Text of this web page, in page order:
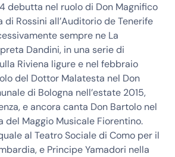
debutta nel ruolo di Don Magnifico
Rossini all’Auditorio de Tenerife
sempre ne La
Dandini, in una serie di
Riviena ligure e nel febbraio
del Dottor Malatesta nel Don
di Bologna nell’estate 2015,
e ancora canta Don Bartolo nel
del Maggio Musicale Fiorentino.
al Teatro Sociale di Como per il
e Principe Yamadori nella